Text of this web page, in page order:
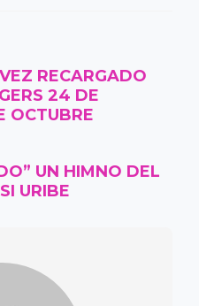
RECARGADO
24 DE
OCTUBRE
UN HIMNO DEL
URIBE